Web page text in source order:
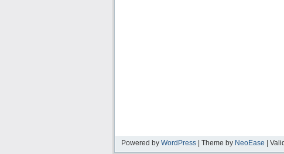
Powered by WordPress | Theme by NeoEase | Valid